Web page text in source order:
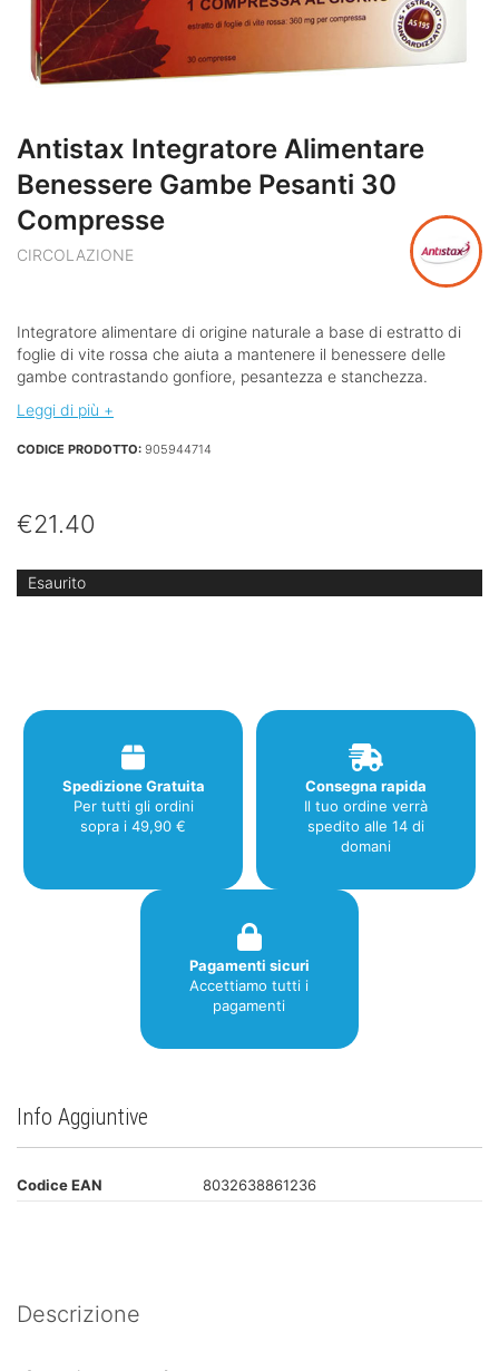
Antistax Integratore Alimentare
Benessere Gambe Pesanti 30
Compresse
CIRCOLAZIONE
Integratore alimentare di origine naturale a base di estratto di
foglie di vite rossa che aiuta a mantenere il benessere delle
gambe contrastando gonfiore, pesantezza e stanchezza.
Leggi di più +
CODICE PRODOTTO: 905944714
€21.40
Esaurito
Spedizione Gratuita
Per tutti gli ordini
sopra i 49,90 €
Consegna rapida
Il tuo ordine verrà
spedito alle 14 di
domani
Pagamenti sicuri
Accettiamo tutti i
pagamenti
Info Aggiuntive
Codice EAN 8032638861236
Descrizione